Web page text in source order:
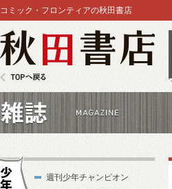
秋田書店
TOPへ戻る
コミック・フロンティアの秋田書店
週刊少年チャンピオン